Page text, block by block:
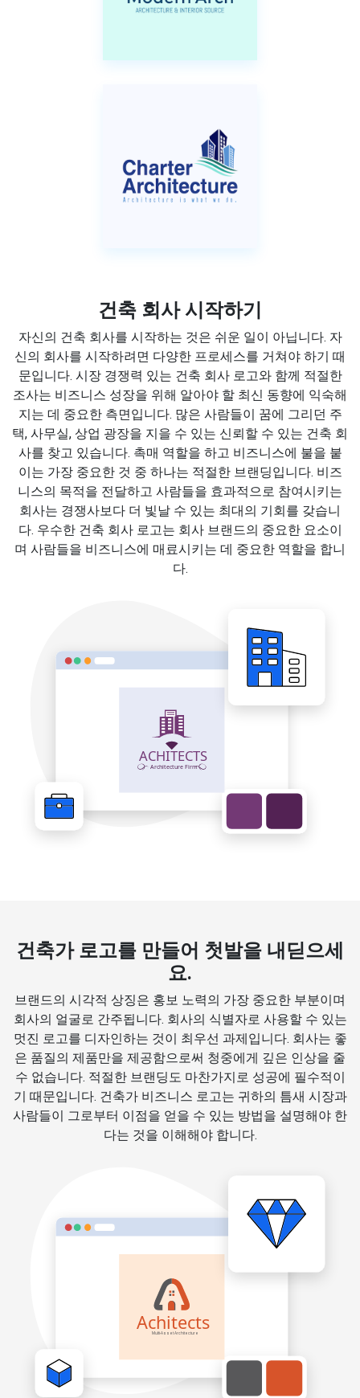
건축 회사 시작하기
자신의 건축 회사를 시작하는 것은 쉬운 일이 아닙니다. 자
신의 회사를 시작하려면 다양한 프로세스를 거쳐야 하기 때
문입니다. 시장 경쟁력 있는 건축 회사 로고와 함께 적절한
조사는 비즈니스 성장을 위해 알아야 할 최신 동향에 익숙해
지는 데 중요한 측면입니다. 많은 사람들이 꿈에 그리던 주
택, 사무실, 상업 광장을 지을 수 있는 신뢰할 수 있는 건축 회
사를 찾고 있습니다. 촉매 역할을 하고 비즈니스에 불을 붙
이는 가장 중요한 것 중 하나는 적절한 브랜딩입니다. 비즈
니스의 목적을 전달하고 사람들을 효과적으로 참여시키는
회사는 경쟁사보다 더 빛날 수 있는 최대의 기회를 갖습니
다. 우수한 건축 회사 로고는 회사 브랜드의 중요한 요소이
며 사람들을 비즈니스에 매료시키는 데 중요한 역할을 합니
다.
건축가 로고를 만들어 첫발을 내딛으세
요.
브랜드의 시각적 상징은 홍보 노력의 가장 중요한 부분이며
회사의 얼굴로 간주됩니다. 회사의 식별자로 사용할 수 있는
멋진 로고를 디자인하는 것이 최우선 과제입니다. 회사는 좋
은 품질의 제품만을 제공함으로써 청중에게 깊은 인상을 줄
수 없습니다. 적절한 브랜딩도 마찬가지로 성공에 필수적이
기 때문입니다. 건축가 비즈니스 로고는 귀하의 틈새 시장과
사람들이 그로부터 이점을 얻을 수 있는 방법을 설명해야 한
다는 것을 이해해야 합니다.